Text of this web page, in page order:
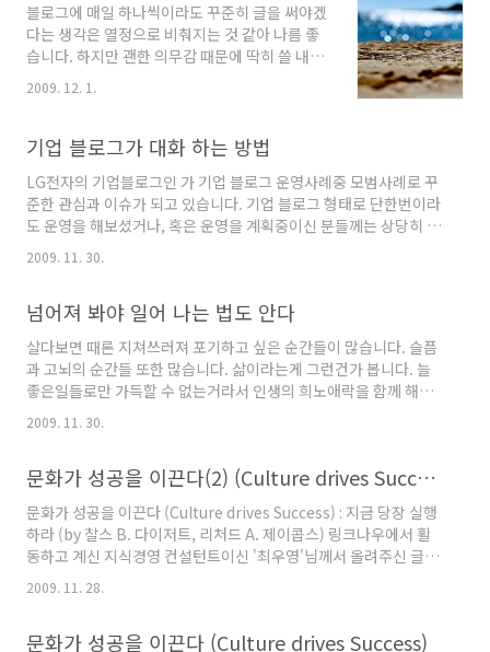
은가? 어떤 리더가 되어야 할까? 그러기 위해 지
금 내가 해야 하는 것은 무엇일까? 마음의 여유가
있을 때마다 늘 나에게 던지는 질문입니다. 일단
내가 추구하는 리더십은 섬기는 리더십입니다.
력하는 것입니다. 진심..
블로그에 매일 하나씩이라도 꾸준히 글을 써야겠
다는 생각은 열정으로 비춰지는 것 같아 나름 좋
습니다. 하지만 괜한 의무감 때문에 딱히 쓸 내용
도 떠오르질 않는데, 작성하는것은 블로그 구독
자분들에게 민폐끼치는 행위가 될수도 있어서리,
않는다면... 잠시 쉬어가자구요! ^^ - 작년 가을
고 있습니다.ㅋㅋ -
2009. 12. 1.
기업 블로그가 대화 하는 방법
LG전자의 기업블로그인 가 기업 블로그 운영사례중 모범사례로 꾸
준한 관심과 이슈가 되고 있습니다. 기업 블로그 형태로 단한번이라
도 운영을 해보셨거나, 혹은 운영을 계획중이신 분들께는 상당히 도
움이 될수 있을만한 모범적인 사례입니다. ^^ 상세 내용은 아래 링
크된 url 포스팅을 참조하시면 되겠지만, 내용중에 가장 핵심인 부
서는, 콘텐츠, 스토리텔링, 사내 협업, 신뢰, 인식등의 각 요소요소
들이 잘 융화가 되어야만 가능하지 않을까 싶습니다. 생각처럼 만만
한 작업은 아니기에, 기업 블로그의 운영은 결국 어느 한 부서만의
업무나 문제가 아닌 기업내부의 전반적인 협조를 필요로 하기에, 사
내 인식변화라는 주요 이슈부터 해결이 되어야만 고객과의 성공적..
2009. 11. 30.
넘어져 봐야 일어 나는 법도 안다
살다보면 때론 지쳐쓰러져 포기하고 싶은 순간들이 많습니다. 슬픔
과 고뇌의 순간들 또한 많습니다. 삶이라는게 그런건가 봅니다. 늘
좋은일들로만 가득할 수 없는거라서 인생의 희노애락을 함께 해야
만이 비로써 온전한 하나의 삶이 되는건가 봅니다. 인터넷 뉴스기사
에 방송인 김제동씨가 얘기한 말이 인상적인게 있어 인용해봅니다.
http://bit.ly/5AGE6K) 지금 이순간 여러분의 삶은 순탄하신가
요? 기왕이면 그랬으면 좋겠습니다. 행여라도, 지금 이순간 여러분
의 삶이 고통스럽거나 삶의 무게에 짓눌려 허우적대고 있으시다면,
아직 우리의 삶은 좀더 나아질 수 있단 믿음과 희망으로 이겨냈으면
합니다. 수없이 넘어지고 쓰러지며 좌절은 할지언정 결코 포기는 하
지..
2009. 11. 30.
문화가 성공을 이끈다(2) (Culture drives Success)
문화가 성공을 이끈다 (Culture drives Success) : 지금 당장 실행
하라 (by 찰스 B. 다이저트, 리처드 A. 제이콥스) 링크나우에서 활
동하고 계신 지식경영 컨설턴트이신 '최우영'님께서 올려주신 글인
데, 인상적인 내용이 있어 발췌 하였습니다. 항목별 하단에 저의 경
험이 적용된 부분에선 한줄정도의 멘트를 추가하기도 하였습니다.
되는 조직문화의 힘이 얼마나 큰가 하는것을 새삼 느끼게 되는 내용
2009. 11. 28.
문화가 성공을 이끈다 (Culture drives Success)